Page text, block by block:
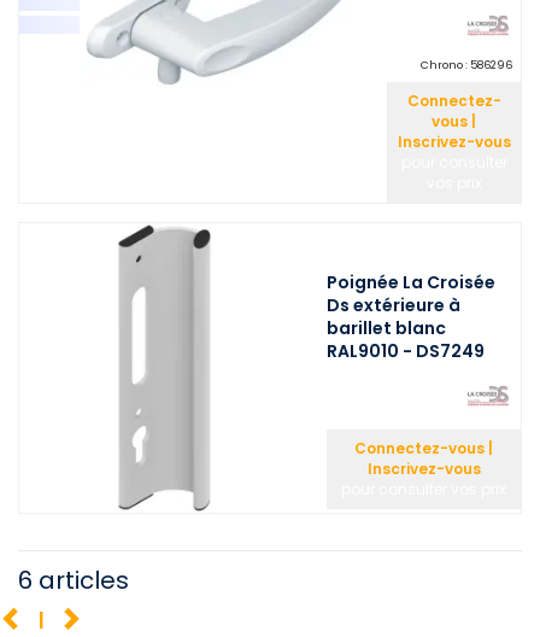
Chrono : 586296
Connectez-
vous |
Inscrivez-vous
Poignée La Croisée
Ds extérieure à
barillet blanc
RAL9010 - DS7249
Connectez-vous |
Inscrivez-vous
6 articles
1